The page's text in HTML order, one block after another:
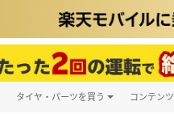
タイヤ・パーツを買う コンテンツ